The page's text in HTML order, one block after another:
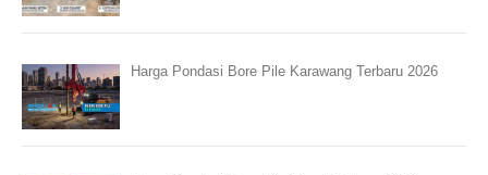
Harga Pondasi Bore Pile Karawang Terbaru 2026